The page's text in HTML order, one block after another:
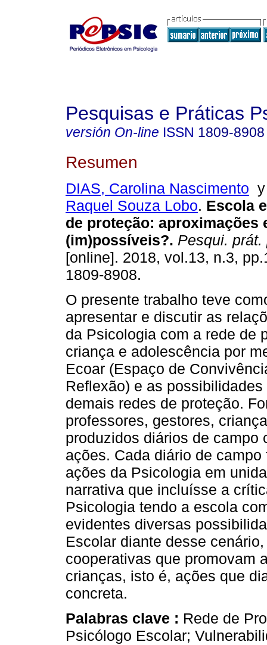
Pesquisas e Práticas
versión On-line ISSN 1809-8908
Resumen
DIAS, Carolina Nascimento
Raquel Souza Lobo. Escola
de proteção: aproximações
(im)possíveis?. Pesqui.
[online]. 2018, vol.13, n.3,
1809-8908.
O presente trabalho teve
apresentar e discutir as
da Psicologia com a rede de
criança e adolescência por
Ecoar (Espaço de
Reflexão) e as
demais redes de proteção.
professores, gestores,
produzidos diários de campo
ações. Cada diário de
ações da Psicologia em
narrativa que incluísse a
Psicologia tendo a escola
evidentes diversas
Escolar diante desse
cooperativas que promovam
crianças, isto é, ações que
concreta.
Palabras clave : Rede de
Psicólogo Escolar;